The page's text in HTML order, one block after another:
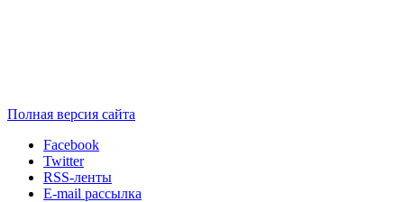
Полная версия сайта
Facebook
Twitter
RSS-ленты
E-mail рассылка